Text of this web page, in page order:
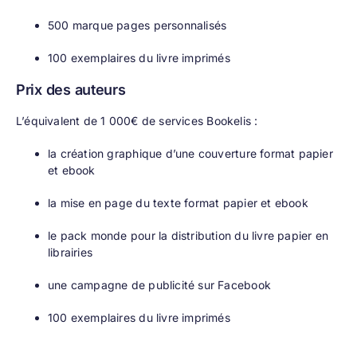
500 marque pages personnalisés
100 exemplaires du livre imprimés
Prix des auteurs
L’équivalent de 1 000€ de services Bookelis :
la création graphique d’une couverture format papier
et ebook
la mise en page du texte format papier et ebook
le pack monde pour la distribution du livre papier en
librairies
une campagne de publicité sur Facebook
100 exemplaires du livre imprimés